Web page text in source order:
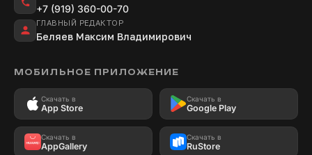
+7 (919) 360-00-70
ГЛАВНЫЙ РЕДАКТОР
Беляев Максим Владимирович
МОБИЛЬНОЕ ПРИЛОЖЕНИЕ
Скачать в
App Store
Скачать в
Google Play
Скачать в
AppGallery
Скачать в
RuStore